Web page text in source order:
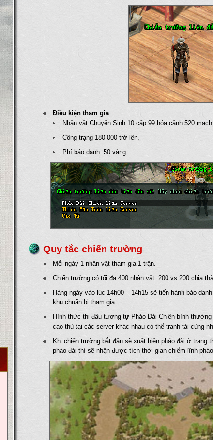
Điều kiện tham gia:
Nhân vật Chuyển Sinh 10 cấp 99 hóa cảnh 520
Công trạng 180.000 trở lên.
Phí báo danh: 50 vàng.
Quy tắc chiến trường
Mỗi ngày 1 nhân vật tham gia 1 trận.
Chiến trường có tối đa 400 nhân vật: 200 vs 200 chia
Hàng ngày vào lúc 14h00 – 14h15 sẽ tiến hành báo
khu chuẩn bị tham gia.
Hình thức thi đấu tương tự Pháo Đài Chiến bình
cao thủ tại các server khác nhau có thể tranh tài cùng
Khi chiến trường bắt đầu sẽ xuất hiện pháo đài ở trạng
pháo đài thì sẽ nhận được tích thời gian chiếm lĩnh